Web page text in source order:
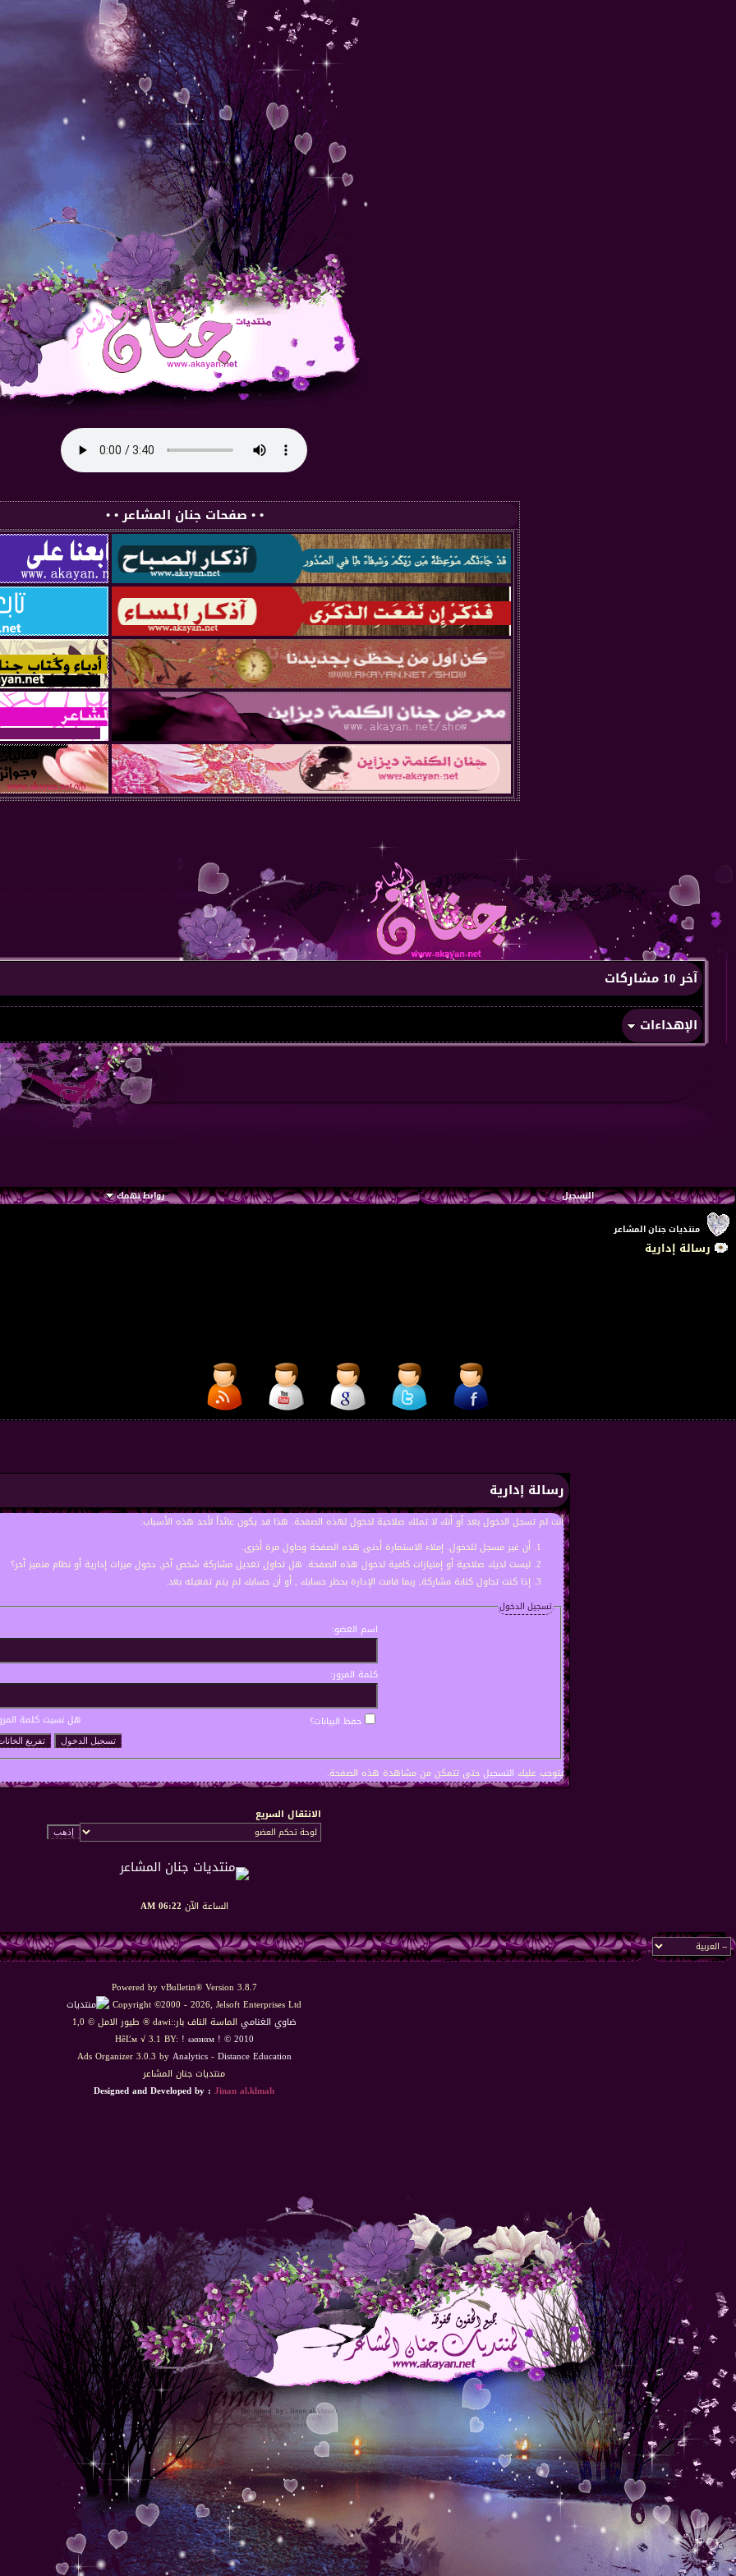
• • صفحات جنان المشاعر • •
آخر 10 مشاركات
الإهداءات
التسجيل روابط تهمك
منتديات جنان المشاعر
رسالة إدارية
رسالة إدارية
أنت لم تسجل الدخول بعد أو أنك لا تملك صلاحية لدخول لهذه الصفحة. هذا قد يكون عائداً لأحد هذه الأسباب:
أن غير مسجل للدخول. إملاء الاستمارة أدنى هذه الصفحة وحاول مرة أخرى.
ليست لديك صلاحية أو إمتيازات كافية لدخول هذه الصفحة. هل تحاول تعديل مشاركة شخص آخر, دخول ميزات إدارية أو نظام متميز آخر؟
إذا كنت تحاول كتابة مشاركة, ربما قامت الإدارة بحظر حسابك , أو أن حسابك لم يتم تفعيله بعد.
تسجيل الدخول
اسم العضو:
كلمة المرور:
هل نسيت كلمة حفظ البيانات؟
يتوجب عليك التسجيلحتى تتمكن من مشاهدة هذه الصفحة.
الانتقال السريع
الساعة الآن 06:22 AM
Powered by vBulletin® Version 3.8.7
Copyright ©2000 - 2026, Jelsoft Enterprises Ltd
ضاوي الغنامي الماسة الناف بار::dawi ® طيور الامل © 1,0
HêĽм √ 3.1 BY: ! ωαнαм ! © 2010
Ads Organizer 3.0.3 byAnalytics-Distance Education
منتديات جنان المشاعر
Designed and Developed by : Jinan al.klmah